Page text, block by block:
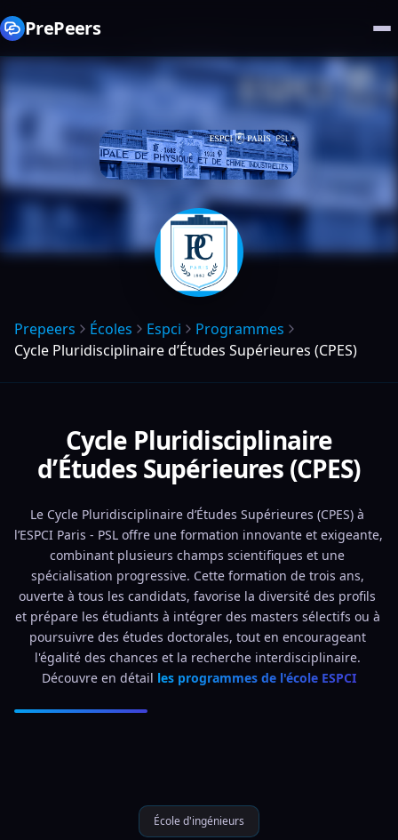
PrePeers
Prepeers Écoles Espci
Programmes
Cycle Pluridisciplinaire d’Études Supérieures (CPES)
Cycle Pluridisciplinaire
d’Études Supérieures (CPES)
Le Cycle Pluridisciplinaire d’Études Supérieures (CPES) à
l’ESPCI Paris - PSL offre une formation innovante et exigeante,
combinant plusieurs champs scientifiques et une
spécialisation progressive. Cette formation de trois ans,
ouverte à tous les candidats, favorise la diversité des profils
et prépare les étudiants à intégrer des masters sélectifs ou à
poursuivre des études doctorales, tout en encourageant
l'égalité des chances et la recherche interdisciplinaire.
Découvre en détail les programmes de l'école ESPCI
École d'ingénieurs